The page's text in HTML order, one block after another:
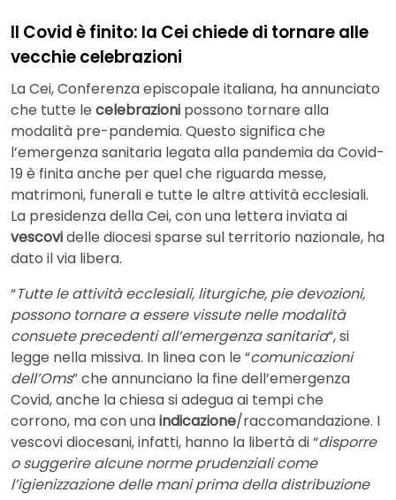
Il Covid è finito: la Cei chiede di tornare alle
vecchie celebrazioni
La Cei, Conferenza episcopale italiana, ha annunciato
che tutte le celebrazioni possono tornare alla
modalità pre-pandemia. Questo significa che
l’emergenza sanitaria legata alla pandemia da Covid-
19 è finita anche per quel che riguarda messe,
matrimoni, funerali e tutte le altre attività ecclesiali.
La presidenza della Cei, con una lettera inviata ai
vescovidelle diocesi sparse sul territorio nazionale, ha
dato il via libera.
“Tutte le attività ecclesiali, liturgiche, pie devozioni,
possono tornare a essere vissute nelle modalità
consuete precedenti all’emergenza sanitaria“, si
legge nella missiva. In linea con le “comunicazioni
dell’Oms” che annunciano la fine dell’emergenza
Covid, anche la chiesa si adegua ai tempi che
corrono, ma con unaindicazione/raccomandazione. I
vescovi diocesani, infatti, hanno la libertà di “disporre
o suggerire alcune norme prudenziali come
l’igienizzazione delle mani prima della distribuzione